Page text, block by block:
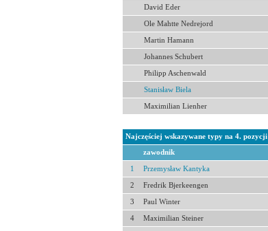
David Eder
Ole Mahtte Nedrejord
Martin Hamann
Johannes Schubert
Philipp Aschenwald
Stanisław Biela
Maximilian Lienher
Najczęściej wskazywane typy na 4. pozycji
zawodnik
1 Przemysław Kantyka
2 Fredrik Bjerkeengen
3 Paul Winter
4 Maximilian Steiner